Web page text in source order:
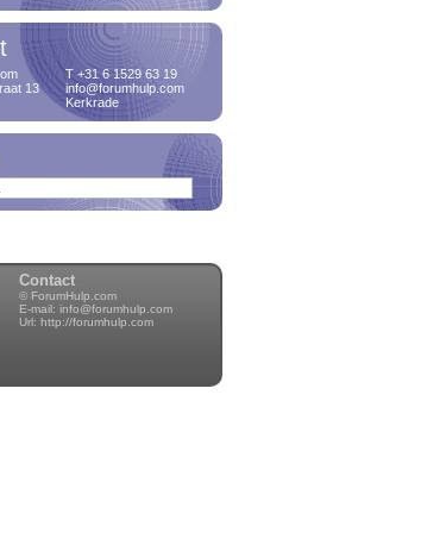
T +31 6 1529 63 19
13
info@forumhulp.com
Kerkrade
Contact
© ForumHulp.com
E-mail: info@forumhulp.com
Url: http://forumhulp.com